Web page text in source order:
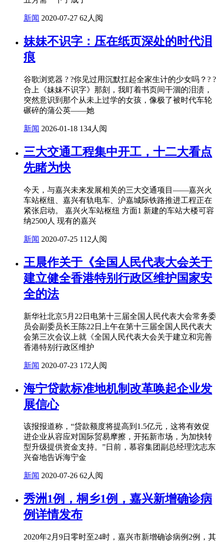
新闻 2020-07-27 62人阅
妹妹不识字：压在纸页深处的时代泪
痕
谷歌浏览器 ? ?你见过用沉默扛起全家生计的少女吗？? ?
合上《妹妹不识字》那刻，我盯着书页间干涸的泪渍，
突然意识到那个从未上过学的女孩，像极了被时代车轮
碾碎的蒲公英——她
新闻 2026-01-18 134人阅
三大交通工程集中开工，十二大看点
先睹为快
今天，与嘉兴未来发展相关的三大交通项目——嘉兴火
车站枢纽、嘉兴有轨电车、沪嘉城际铁路推进工程正在
紧张启动。 嘉兴火车站枢纽 方面1 新建的车站大楼可容
纳2500人 现有的嘉兴
新闻 2020-07-25 112人阅
王晨作关于《全国人民代表大会关于
建立健全香港特别行政区维护国家安
全的法
新华社北京5月22日电第十三届全国人民代表大会常务委
员会副委员长王陈22日上午在第十三届全国人民代表大
会第三次会议上就《全国人民代表大会关于建立和完善
香港特别行政区维护
新闻 2020-07-23 172人阅
海宁贷款标准地机制改革唤起企业发
展信心
该报报道称，“贷款额度将提高到1.5亿元，这将有效促
进企业从容应对国际贸易摩擦，开拓新市场，为加快转
型升级提供资金支持。”日前，慕容集团副总经理沈志东
兴奋地告诉海宁金
新闻 2020-07-26 62人阅
秀洲1例，桐乡1例，嘉兴新增确诊病
例详情发布
2020年2月9日零时至24时，嘉兴市新增确诊病例2例，其